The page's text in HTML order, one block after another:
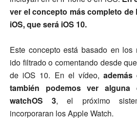
ver el concepto más completo de
iOS, que será iOS 10.
Este concepto está basado en los
ido filtrado o comentando desde
de iOS 10. En el vídeo,
también podemos ver
watchOS 3, el próximo
incorporaran los Apple Watch.